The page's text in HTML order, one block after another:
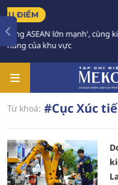
lớn mạnh', cùng kiến tạo tương
vực
Từ khoá: #Cục Xúc